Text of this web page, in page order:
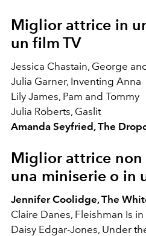
Miglior attrice in
un film TV
Jessica Chastain, George
Julia Garner, Inventing Anna
Lily James, Pam and Tommy
Julia Roberts, Gaslit
Amanda Seyfried, The
Miglior attrice
una miniserie o in
Jennifer Coolidge, The
Claire Danes, Fleishman Is
Daisy Edgar-Jones, Under